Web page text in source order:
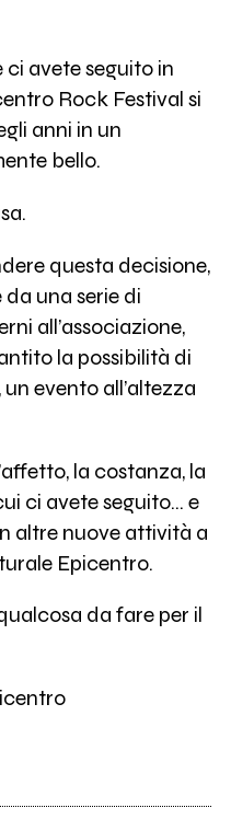
ci avete seguito in
Rock Festival si
anni in un
bello.
questa decisione,
una serie di
all’associazione,
la possibilità di
evento all’altezza
la costanza, la
ci avete seguito… e
altre nuove attività a
Epicentro.
da fare per il